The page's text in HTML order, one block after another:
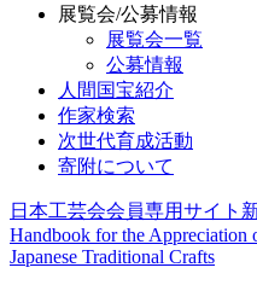
展覧会/公募情報
展覧会一覧
公募情報
人間国宝紹介
作家検索
次世代育成活動
寄附について
日本工芸会会員専用サイト
Handbook for the Appreciation
Japanese Traditional Crafts